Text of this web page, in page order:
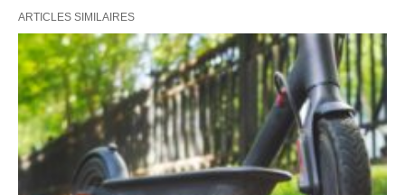
ARTICLES SIMILAIRES